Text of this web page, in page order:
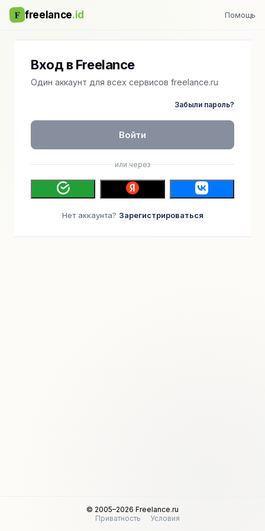
F freelance.id Помощь
Вход в Freelance
Один аккаунт для всех сервисов freelance.ru
Забыли пароль?
Войти
или через
Нет аккаунта? Зарегистрироваться
© 2005–2026 Freelance.ru
Приватность
Условия